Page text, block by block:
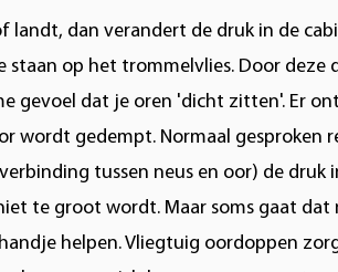
landt, dan verandert de druk in de
staan op het trommelvlies. Door deze
gevoel dat je oren 'dicht zitten'. Er
wordt gedempt. Normaal gesproken
tussen neus en oor) de druk
te groot wordt. Maar soms gaat dat
helpen. Vliegtuig oordoppen